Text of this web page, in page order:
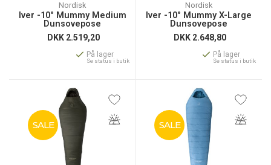
Nordisk
Iver -10° Mummy Medium
Dunsovepose
DKK 2.519,20
På lager
Se status i butik
Nordisk
Iver -10° Mummy X-Large
Dunsovepose
DKK 2.648,80
På lager
Se status i butik
SALE SALE